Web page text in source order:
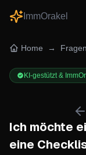
ImmOrakel
Home → Fragen
KI-gestützt &
Ich möchte
eine